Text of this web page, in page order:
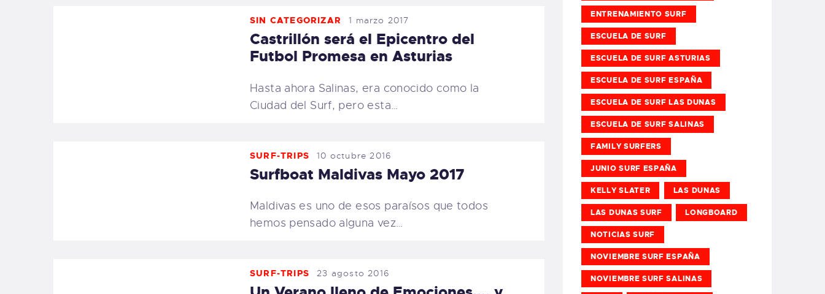
SIN CATEGORIZAR 1 marzo 2017
Castrillón será el Epicentro del
Futbol Promesa en Asturias
Hasta ahora Salinas, era conocido como la
Ciudad del Surf, pero esta…
SURF-TRIPS 10 octubre 2016
Surfboat Maldivas Mayo 2017
Maldivas es uno de esos paraísos que todos
hemos pensado alguna vez…
SURF-TRIPS 23 agosto 2016
ENTRENAMIENTO SURF
ESCUELA DE SURF
ESCUELA DE SURF ASTURIAS
ESCUELA DE SURF ESPAÑA
ESCUELA DE SURF LAS DUNAS
ESCUELA DE SURF SALINAS
FAMILY SURFERS
JUNIO SURF ESPAÑA
KELLY SLATER LAS DUNAS
LAS DUNAS SURF LONGBOARD
NOTICIAS SURF
NOVIEMBRE SURF ESPAÑA
NOVIEMBRE SURF SALINAS